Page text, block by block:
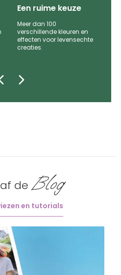
Een ruime keuze
Meer dan 100
verschillende kleuren en
effecten voor levensechte
creaties.
de Blog
en tutorials